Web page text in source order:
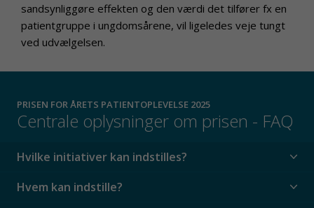
sandsynliggøre effekten og den værdi det tilfører fx en
patientgruppe i ungdomsårene, vil ligeledes veje tungt
ved udvælgelsen.
PRISEN FOR ÅRETS PATIENTOPLEVELSE 2025
Centrale oplysninger om prisen - FAQ
Hvilke initiativer kan indstilles?
Hvem kan indstille?